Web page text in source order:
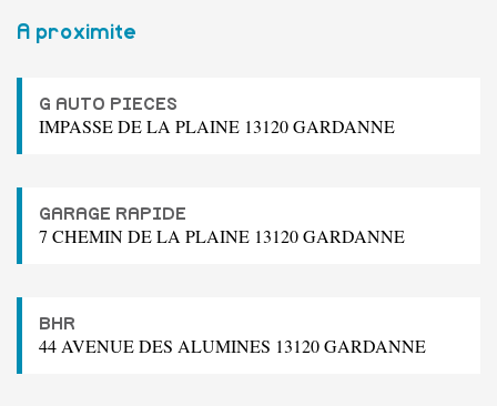
A proximite
G AUTO PIECES
IMPASSE DE LA PLAINE 13120 GARDANNE
GARAGE RAPIDE
7 CHEMIN DE LA PLAINE 13120 GARDANNE
BHR
44 AVENUE DES ALUMINES 13120 GARDANNE